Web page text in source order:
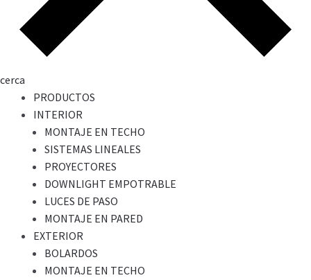
cerca
PRODUCTOS
INTERIOR
MONTAJE EN TECHO
SISTEMAS LINEALES
PROYECTORES
DOWNLIGHT EMPOTRABLE
LUCES DE PASO
MONTAJE EN PARED
EXTERIOR
BOLARDOS
MONTAJE EN TECHO